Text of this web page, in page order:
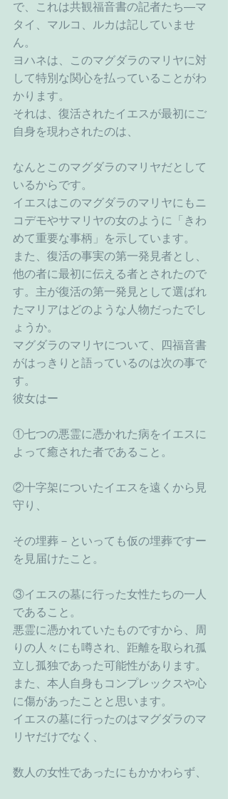
で、これは共観福音書の記者たち―マ
タイ、マルコ、ルカは記していませ
ん。
ヨハネは、このマグダラのマリヤに対
して特別な関心を払っていることがわ
かります。
それは、復活されたイエスが最初にご
自身を現わされたのは、
なんとこのマグダラのマリヤだとして
いるからです。
イエスはこのマグダラのマリヤにもニ
コデモやサマリヤの女のように「きわ
めて重要な事柄」を示しています。
また、復活の事実の第一発見者とし、
他の者に最初に伝える者とされたので
す。主が復活の第一発見として選ばれ
たマリアはどのような人物だったでし
ょうか。
マグダラのマリヤについて、四福音書
がはっきりと語っているのは次の事で
す。
彼女はー
①七つの悪霊に憑かれた病をイエスに
よって癒された者であること。
②十字架についたイエスを遠くから見
守り、
その埋葬－といっても仮の埋葬ですー
を見届けたこと。
③イエスの墓に行った女性たちの一人
であること。
悪霊に憑かれていたものですから、周
りの人々にも噂され、距離を取られ孤
立し孤独であった可能性があります。
また、本人自身もコンプレックスや心
に傷があったことと思います。
イエスの墓に行ったのはマグダラのマ
リヤだけでなく、
数人の女性であったにもかかわらず、